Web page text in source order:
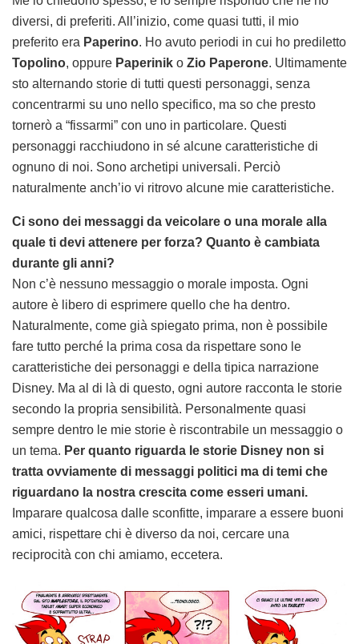
diversi, di preferiti. All’inizio, come quasi tutti, il mio
preferito era Paperino. Ho avuto periodi in cui ho prediletto
Topolino, oppure Paperinik o Zio Paperone. Ultimamente
sto alternando storie di tutti questi personaggi, senza
concentrarmi su uno nello specifico, ma so che presto
tornerò a “fissarmi” con uno in particolare. Questi
personaggi racchiudono in sé alcune caratteristiche di
ognuno di noi. Sono archetipi universali. Perciò
naturalmente anch’io vi ritrovo alcune mie caratteristiche.
Ci sono dei messaggi da veicolare o una morale alla
quale ti devi attenere per forza? Quanto è cambiata
durante gli anni?
Non c’è nessuno messaggio o morale imposta. Ogni
autore è libero di esprimere quello che ha dentro.
Naturalmente, come già spiegato prima, non è possibile
fare tutto perché la prima cosa da rispettare sono le
caratteristiche dei personaggi e della tipica narrazione
Disney. Ma al di là di questo, ogni autore racconta le storie
secondo la propria sensibilità. Personalmente quasi
sempre dentro le mie storie è riscontrabile un messaggio o
un tema. Per quanto riguarda le storie Disney non si
tratta ovviamente di messaggi politici ma di temi che
riguardano la nostra crescita come esseri umani.
Imparare qualcosa dalle sconfitte, imparare a essere buoni
amici, rispettare chi è diverso da noi, cercare una
reciprocità con chi amiamo, eccetera.